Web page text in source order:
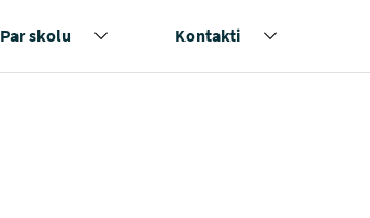
Par skolu Kontakti